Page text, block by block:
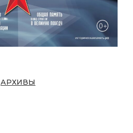
АРХИВЫ